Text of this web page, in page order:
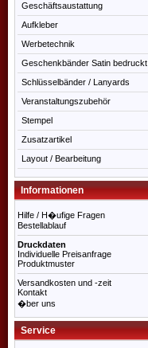
Geschäftsaustattung
Aufkleber
Werbetechnik
Geschenkbänder Satin bedruckt
Schlüsselbänder / Lanyards
Veranstaltungszubehör
Stempel
Zusatzartikel
Layout / Bearbeitung
Informationen
Hilfe / H�ufige Fragen
Bestellablauf
Druckdaten
Individuelle Preisanfrage
Produktmuster
Versandkosten und -zeit
Kontakt
�ber uns
Service